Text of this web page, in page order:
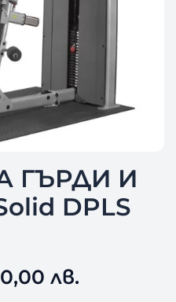
ГЪРДИ И
DPLS
лв.